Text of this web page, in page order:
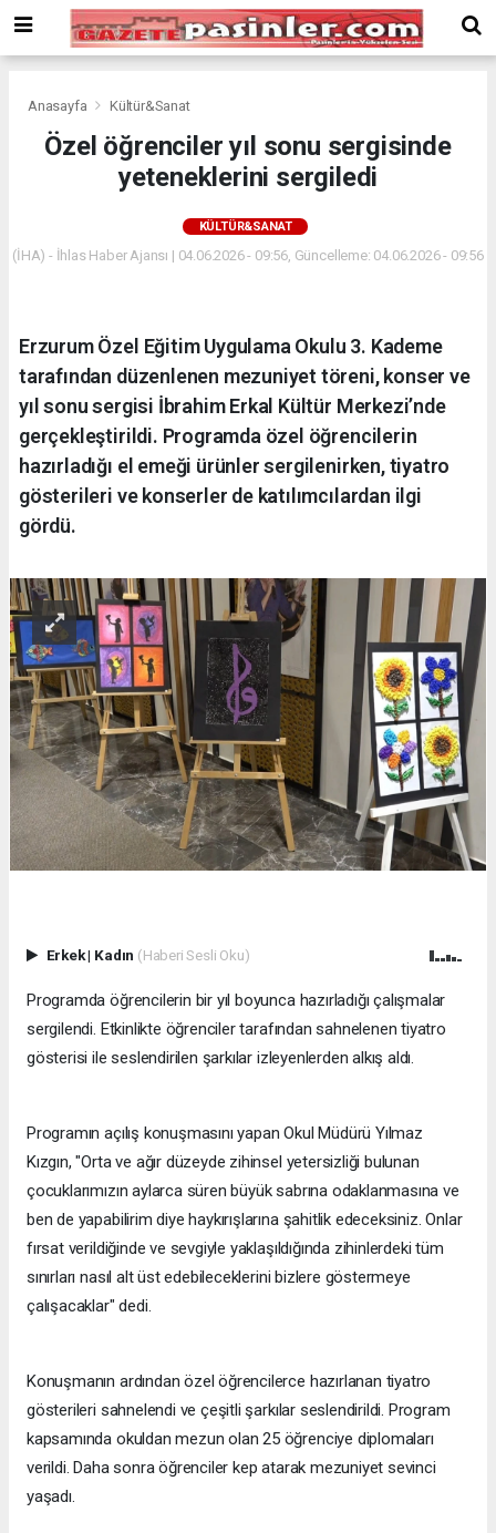
Bonusu
Veren
deneme
bonusu
siteler
Veren
Anasayfa Kültür&Sanat
Özel öğrenciler yıl sonu sergisinde
yeteneklerini sergiledi
KÜLTÜR&SANAT
(İHA) - İhlas Haber Ajansı | 04.06.2026 - 09:56, Güncelleme: 04.06.2026 - 09:56
Erzurum Özel Eğitim Uygulama Okulu 3. Kademe
tarafından düzenlenen mezuniyet töreni, konser ve
yıl sonu sergisi İbrahim Erkal Kültür Merkezi’nde
gerçekleştirildi. Programda özel öğrencilerin
hazırladığı el emeği ürünler sergilenirken, tiyatro
gösterileri ve konserler de katılımcılardan ilgi
gördü.
Erkek| Kadın (Haberi Sesli Oku)
Programda öğrencilerin bir yıl boyunca hazırladığı çalışmalar
sergilendi. Etkinlikte öğrenciler tarafından sahnelenen tiyatro
gösterisi ile seslendirilen şarkılar izleyenlerden alkış aldı.
Programın açılış konuşmasını yapan Okul Müdürü Yılmaz
Kızgın, "Orta ve ağır düzeyde zihinsel yetersizliği bulunan
çocuklarımızın aylarca süren büyük sabrına odaklanmasına ve
ben de yapabilirim diye haykırışlarına şahitlik edeceksiniz. Onlar
fırsat verildiğinde ve sevgiyle yaklaşıldığında zihinlerdeki tüm
sınırları nasıl alt üst edebileceklerini bizlere göstermeye
çalışacaklar" dedi.
Konuşmanın ardından özel öğrencilerce hazırlanan tiyatro
gösterileri sahnelendi ve çeşitli şarkılar seslendirildi. Program
kapsamında okuldan mezun olan 25 öğrenciye diplomaları
verildi. Daha sonra öğrenciler kep atarak mezuniyet sevinci
yaşadı.